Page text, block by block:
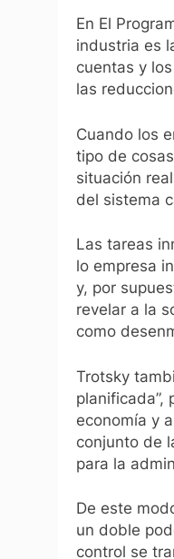
En El
industria es
cuentas y
las
Cuando los
tipo de
situación
del sistema
Las tareas
lo empresa
y, por
revelar a la
como
Trotsky
economía y
conjunto de
para la
De este
un doble
control se